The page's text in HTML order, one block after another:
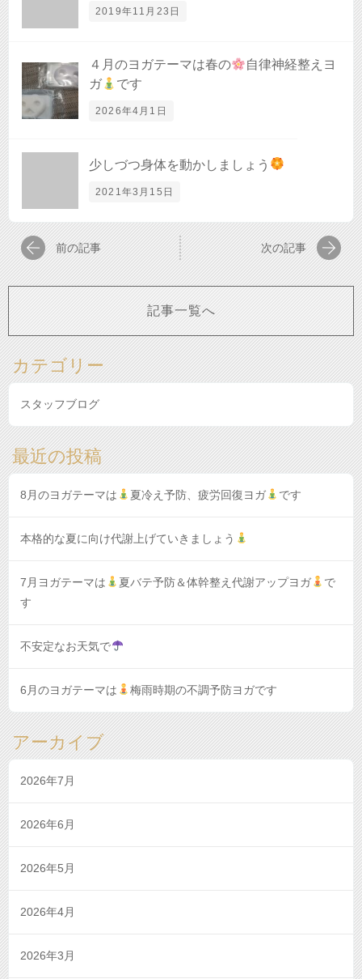
2019年11月23日
４月のヨガテーマは春の
自律神経整えヨ
ガ
です
2026年4月1日
少しづつ身体を動かしましょう
2021年3月15日
前の記事 次の記事
記事一覧へ
カテゴリー
スタッフブログ
最近の投稿
8月のヨガテーマは 夏冷え予防、疲労回復ヨガ です
本格的な夏に向け代謝上げていきましょう
7月ヨガテーマは 夏バテ予防＆体幹整え代謝アップヨガ
で
す
不安定なお天気で
6月のヨガテーマは 梅雨時期の不調予防ヨガです
アーカイブ
2026年7月
2026年6月
2026年5月
2026年4月
2026年3月